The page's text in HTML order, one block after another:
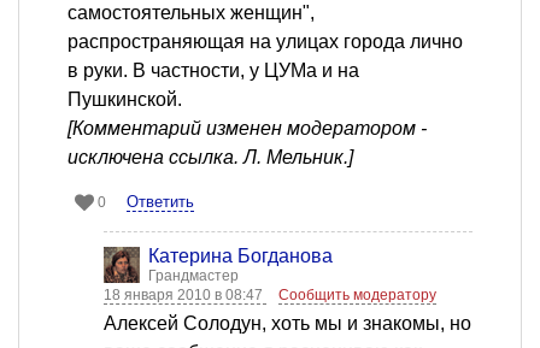
самостоятельных женщин",
распространяющая на улицах города лично
в руки. В частности, у ЦУМа и на
Пушкинской.
[Комментарий изменен модератором -
исключена ссылка. Л. Мельник.]
0 Ответить
Катерина Богданова
Грандмастер
18 января 2010 в 08:47
Сообщить модератору
Алексей Солодун, хоть мы и знакомы, но